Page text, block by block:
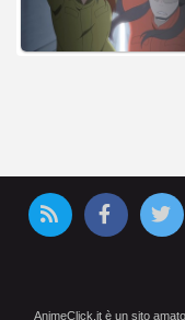
AnimeClick.it è un sito